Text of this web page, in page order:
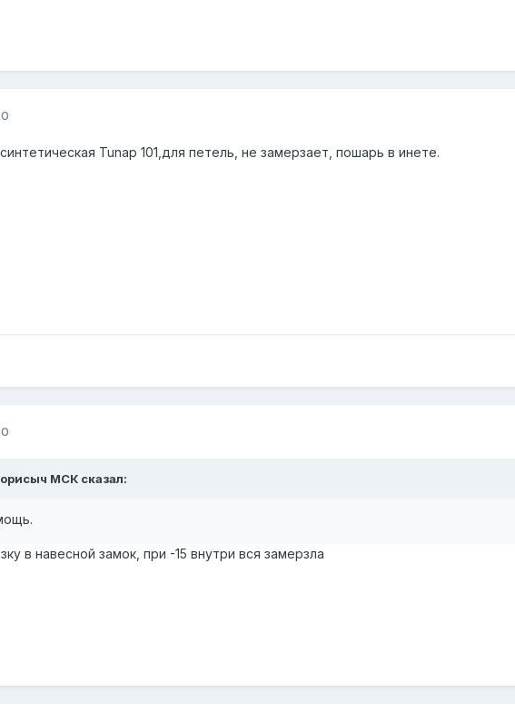
Tunap 101,для петель, не замерзает, пошарь в инете.
МСК сказал:
в навесной замок, при -15 внутри вся замерзла